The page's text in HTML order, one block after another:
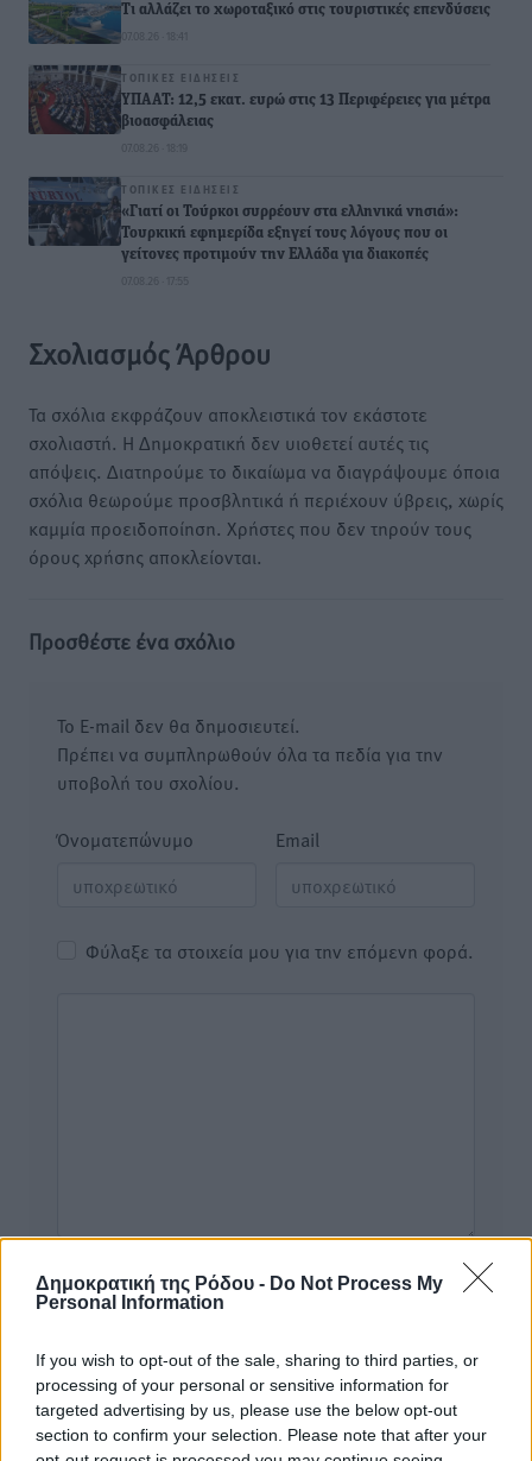
Δημοκρατική της Ρόδου - Do Not Process My
Personal Information
If you wish to opt-out of the sale, sharing to third parties, or
processing of your personal or sensitive information for
targeted advertising by us, please use the below opt-out
section to confirm your selection. Please note that after your
Τι αλλάζει το χωροταξικό στις τουριστικές επενδύσεις
07.08.26 · 18:41
ΤΟΠΙΚΈΣ ΕΙΔΉΣΕΙΣ
ΥΠΑΑΤ: 12,5 εκατ. ευρώ στις 13 Περιφέρειες για μέτρα
βιοασφάλειας
07.08.26 · 18:19
ΤΟΠΙΚΈΣ ΕΙΔΉΣΕΙΣ
«Γιατί οι Τούρκοι συρρέουν στα ελληνικά νησιά»:
Τουρκική εφημερίδα εξηγεί τους λόγους που οι
γείτονες προτιμούν την Ελλάδα για διακοπές
07.08.26 · 17:55
Σχολιασμός Άρθρου
Τα σχόλια εκφράζουν αποκλειστικά τον εκάστοτε
σχολιαστή. Η Δημοκρατική δεν υιοθετεί αυτές τις
απόψεις. Διατηρούμε το δικαίωμα να διαγράψουμε όποια
σχόλια θεωρούμε προσβλητικά ή περιέχουν ύβρεις, χωρίς
καμμία προειδοποίηση. Χρήστες που δεν τηρούν τους
όρους χρήσης αποκλείονται.
Προσθέστε ένα σχόλιο
Το E-mail δεν θα δημοσιευτεί.
Πρέπει να συμπληρωθούν όλα τα πεδία για την
υποβολή του σχολίου.
Όνοματεπώνυμο Email
Φύλαξε τα στοιχεία μου για την επόμενη φορά.
Υπενθύμιση:
Για την μερική αναπαραγωγή της είδησης από άλλες